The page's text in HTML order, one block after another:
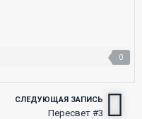
0
СЛЕДУЮЩАЯ ЗАПИСЬ
Пересвет #3